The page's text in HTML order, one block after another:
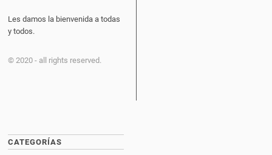
Les damos la bienvenida a todas
y todos.
© 2020 - all rights reserved.
CATEGORÍAS